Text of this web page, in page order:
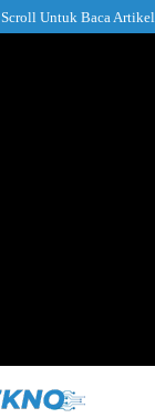
Scroll Untuk Baca Artikel